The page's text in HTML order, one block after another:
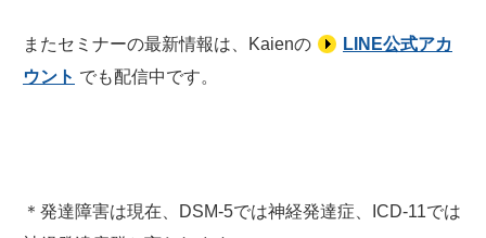
またセミナーの最新情報は、Kaienの
LINE公式アカ
ウント でも配信中です。
＊発達障害は現在、DSM-5では神経発達症、ICD-11では